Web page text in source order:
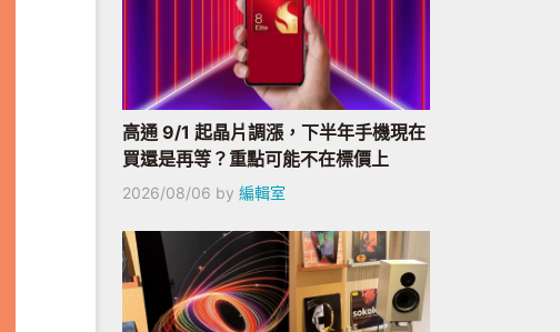
高通 9/1 起晶片調漲，下半年手機現在
買還是再等？重點可能不在標價上
2026/08/06 by 編輯室